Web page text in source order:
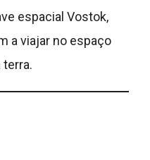
espacial Vostok,
a viajar no espaço
terra.